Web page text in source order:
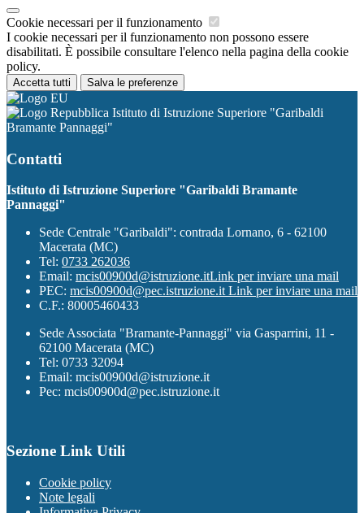
Cookie necessari per il funzionamento
I cookie necessari per il funzionamento non possono essere
disabilitati. È possibile consultare l'elenco nella pagina della cookie
policy.
Accetta tutti Salva le preferenze
Istituto di Istruzione Superiore "Garibaldi
Bramante Pannaggi"
Contatti
Istituto di Istruzione Superiore "Garibaldi Bramante
Pannaggi"
Sede Centrale "Garibaldi": contrada Lornano, 6 - 62100
Macerata (MC)
Tel: 0733 262036
Email: mcis00900d@istruzione.itLink per inviare una mail
PEC: mcis00900d@pec.istruzione.it Link per inviare una mail
C.F.: 80005460433
Sede Associata "Bramante-Pannaggi" via Gasparrini, 11 -
62100 Macerata (MC)
Tel: 0733 32094
Email: mcis00900d@istruzione.it
Pec: mcis00900d@pec.istruzione.it
Sezione Link Utili
Cookie policy
Note legali